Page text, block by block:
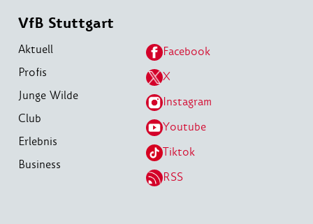
VfB Stuttgart
Aktuell
Profis
Junge Wilde
Club
Erlebnis
Business
Facebook
X
Instagram
Youtube
Tiktok
RSS